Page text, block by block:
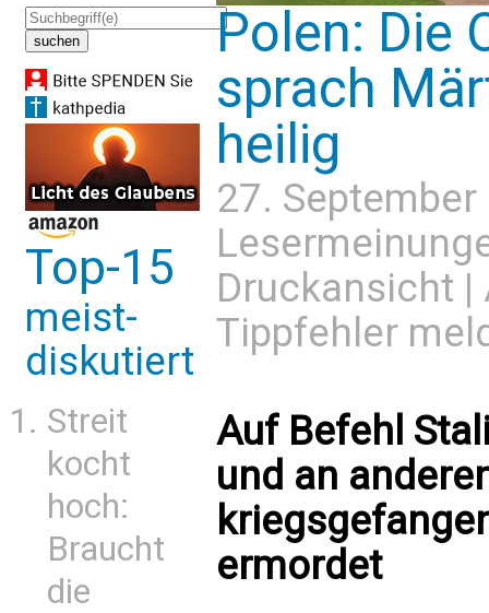
Top-15
meist-
diskutiert
Streit
kocht
hoch:
Braucht
die
Polen: Die
sprach
heilig
27.
Druckansicht |
Tippfehler
Auf Befehl
und an
ermordet